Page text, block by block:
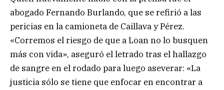
abogado Fernando Burlando, que se refirió a las
pericias en la camioneta de Caillava y Pérez.
«Corremos el riesgo de que a Loan no lo busquen
más con vida», aseguró el letrado tras el hallazgo
de sangre en el rodado para luego aseverar: «La
justicia sólo se tiene que enfocar en encontrar a